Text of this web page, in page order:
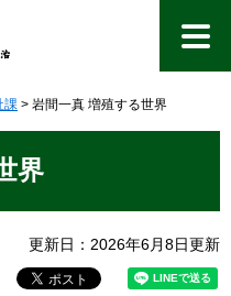
課 > 岩間一真 増殖する世界
界
更新日：2026年6月8日更新